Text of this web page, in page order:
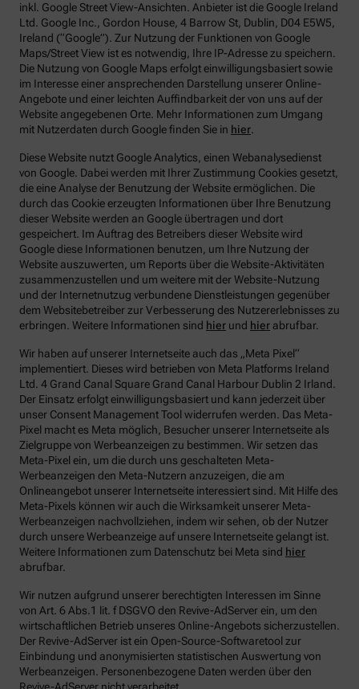
inkl. Google Street View-Ansichten. Anbieter ist die Google Ireland
Ltd. Google Inc., Gordon House, 4 Barrow St, Dublin, D04 E5W5,
Ireland (“Google”). Zur Nutzung der Funktionen von Google
Maps/Street View ist es notwendig, Ihre IP-Adresse zu speichern.
Die Nutzung von Google Maps erfolgt einwilligungsbasiert sowie
im Interesse einer ansprechenden Darstellung unserer Online-
Angebote und einer leichten Auffindbarkeit der von uns auf der
Website angegebenen Orte. Mehr Informationen zum Umgang
mit Nutzerdaten durch Google finden Sie in hier.
Diese Website nutzt Google Analytics, einen Webanalysedienst
von Google. Dabei werden mit Ihrer Zustimmung Cookies gesetzt,
die eine Analyse der Benutzung der Website ermöglichen. Die
durch das Cookie erzeugten Informationen über Ihre Benutzung
dieser Website werden an Google übertragen und dort
gespeichert. Im Auftrag des Betreibers dieser Website wird
Google diese Informationen benutzen, um Ihre Nutzung der
Website auszuwerten, um Reports über die Website-Aktivitäten
zusammenzustellen und um weitere mit der Website-Nutzung
und der Internetnutzug verbundene Dienstleistungen gegenüber
dem Websitebetreiber zur Verbesserung des Nutzererlebnisses zu
erbringen. Weitere Informationen sind hier und hier abrufbar.
Wir haben auf unserer Internetseite auch das „Meta Pixel“
implementiert. Dieses wird betrieben von Meta Platforms Ireland
Ltd. 4 Grand Canal Square Grand Canal Harbour Dublin 2 Irland.
Der Einsatz erfolgt einwilligungsbasiert und kann jederzeit über
unser Consent Management Tool widerrufen werden. Das Meta-
Pixel macht es Meta möglich, Besucher unserer Internetseite als
Zielgruppe von Werbeanzeigen zu bestimmen. Wir setzen das
Meta-Pixel ein, um die durch uns geschalteten Meta-
Werbeanzeigen den Meta-Nutzern anzuzeigen, die am
Onlineangebot unserer Internetseite interessiert sind. Mit Hilfe des
Meta-Pixels können wir auch die Wirksamkeit unserer Meta-
Werbeanzeigen nachvollziehen, indem wir sehen, ob der Nutzer
durch unsere Werbeanzeige auf unsere Internetseite gelangt ist.
Weitere Informationen zum Datenschutz bei Meta sind hier
abrufbar.
Wir nutzen aufgrund unserer berechtigten Interessen im Sinne
von Art. 6 Abs.1 lit. f DSGVO den Revive-AdServer ein, um den
wirtschaftlichen Betrieb unseres Online-Angebots sicherzustellen.
Der Revive-AdServer ist ein Open-Source-Softwaretool zur
Einbindung und anonymisierten statistischen Auswertung von
Werbeanzeigen. Personenbezogene Daten werden über den